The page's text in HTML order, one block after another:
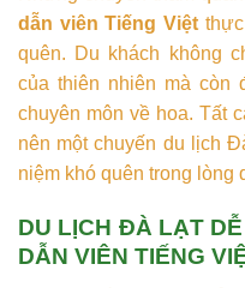
dẫn viên Tiếng Việtthực
quên. Du khách không
của thiên nhiên mà còn
chuyên môn về hoa. Tất
nên một chuyến du lịch
niệm khó quên trong lòng
DU LỊCH ĐÀ LẠT
DẪN VIÊN TIẾNG